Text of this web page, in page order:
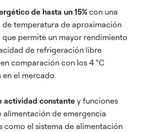
de hasta un 15% con una
temperatura de aproximación
que permite un mayor rendimiento
de refrigeración libre
comparación con los 4 °C
en el mercado.
actividad constante y funciones
alimentación de emergencia
como el sistema de alimentación